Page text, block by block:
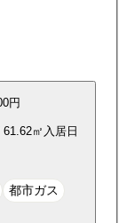
円
61.62㎡ 入居日
都市ガス